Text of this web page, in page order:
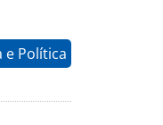
e Política